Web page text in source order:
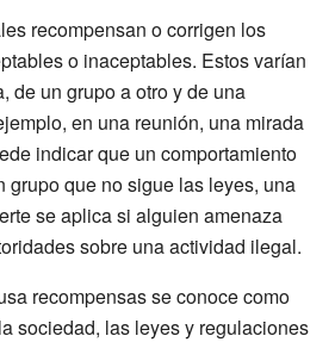
recompensan o corrigen los
o inaceptables. Estos varían
de un grupo a otro y de una
en una reunión, una mirada
indicar que un comportamiento
grupo que no sigue las leyes, una
se aplica si alguien amenaza
sobre una actividad ilegal.
recompensas se conoce como
sociedad, las leyes y regulaciones